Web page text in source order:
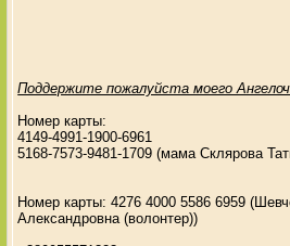
Поддержите пожалуйста моего
Номер карты:
4149-4991-1900-6961
5168-7573-9481-1709 (мама Склярова
Номер карты: 4276 4000 5586 6959
Александровна (волонтер))